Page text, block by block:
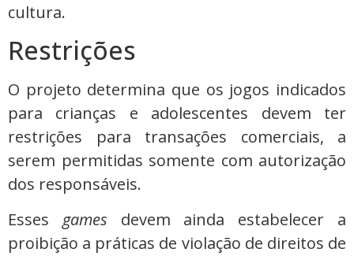
cultura.
Restrições
O projeto determina que os jogos indicados
para crianças e adolescentes devem ter
restrições para transações comerciais, a
serem permitidas somente com autorização
dos responsáveis.
Esses games devem ainda estabelecer a
proibição a práticas de violação de direitos de